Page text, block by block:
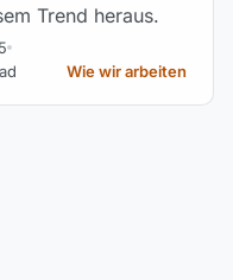
Trend heraus.
Wie wir arbeiten